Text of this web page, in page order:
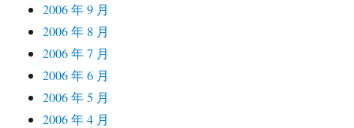
2006 年 9 月
2006 年 8 月
2006 年 7 月
2006 年 6 月
2006 年 5 月
2006 年 4 月